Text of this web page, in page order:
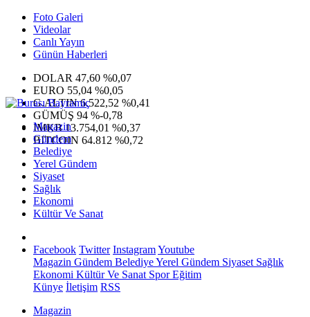
Foto Galeri
Videolar
Canlı Yayın
Günün Haberleri
DOLAR 47,60 %0,07
EURO 55,04 %0,05
G.ALTIN6.522,52 %0,41
GÜMÜŞ 94 %-0,78
IMKB13.754,01 %0,37
BITCOIN 64.812 %0,72
Magazin
Gündem
Belediye
Yerel Gündem
Siyaset
Sağlık
Ekonomi
Kültür Ve Sanat
Facebook Twitter InstagramYoutube
Magazin Gündem BelediyeYerel Gündem Siyaset Sağlık
Ekonomi Kültür Ve Sanat SporEğitim
Künye İletişim RSS
Magazin